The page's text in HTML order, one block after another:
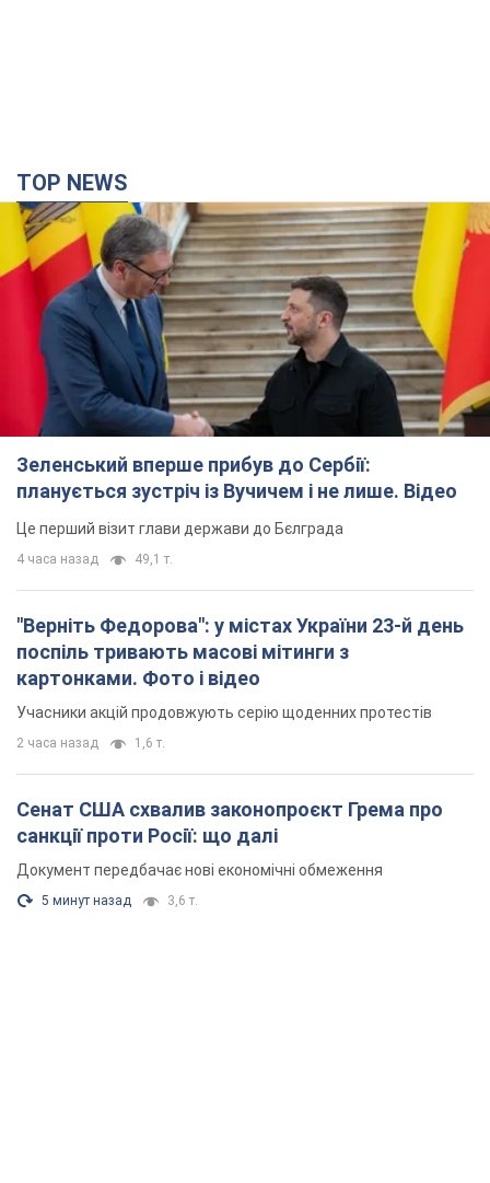
TOP NEWS
Зеленський вперше прибув до Сербії:
планується зустріч із Вучичем і не лише. Відео
Це перший візит глави держави до Бєлграда
4 часа назад 49,1 т.
"Верніть Федорова": у містах України 23-й день
поспіль тривають масові мітинги з
картонками. Фото і відео
Учасники акцій продовжують серію щоденних протестів
2 часа назад 1,6 т.
Сенат США схвалив законопроєкт Грема про
санкції проти Росії: що далі
Документ передбачає нові економічні обмеження
5 минут назад 3,6 т.